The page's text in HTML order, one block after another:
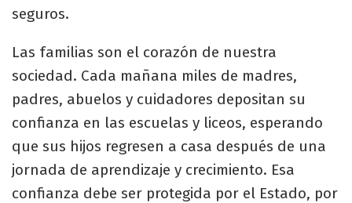
seguros.
Las familias son el corazón de nuestra
sociedad. Cada mañana miles de madres,
padres, abuelos y cuidadores depositan su
confianza en las escuelas y liceos, esperando
que sus hijos regresen a casa después de una
jornada de aprendizaje y crecimiento. Esa
confianza debe ser protegida por el Estado, por